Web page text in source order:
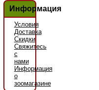
Информация
Условия
Доставка
Скидки
Свяжитесь
с
нами
Информация
о
зоомагазине